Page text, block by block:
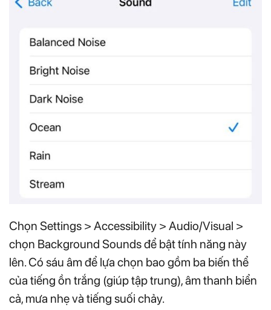
Chọn Settings > Accessibility > Audio/Visual >
chọn Background Sounds để bật tính năng này
lên. Có sáu âm để lựa chọn bao gồm ba biến thể
của tiếng ồn trắng (giúp tập trung), âm thanh biển
cả, mưa nhẹ và tiếng suối chảy.